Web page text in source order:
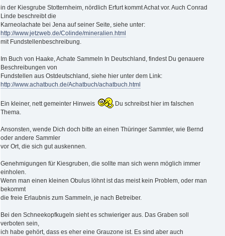
in der Kiesgrube Stotternheim, nördlich Erfurt kommt Achat vor. Auch Conrad
Linde beschreibt die
Karneolachate bei Jena auf seiner Seite, siehe unter:
http://www.jetzweb.de/Colinde/mineralien.html
mit Fundstellenbeschreibung.
Im Buch von Haake, Achate Sammeln In Deutschland, findest Du genauere
Beschreibungen von
Fundstellen aus Ostdeutschland, siehe hier unter dem Link:
http://www.achatbuch.de/Achatbuch/achatbuch.html
Ein kleiner, nett gemeinter Hinweis
Du schreibst hier im falschen
Thema.
Ansonsten, wende Dich doch bitte an einen Thüringer Sammler, wie Bernd
oder andere Sammler
vor Ort, die sich gut auskennen.
Genehmigungen für Kiesgruben, die sollte man sich wenn möglich immer
einholen.
Wenn man einen kleinen Obulus löhnt ist das meist kein Problem, oder man
bekommt
die freie Erlaubnis zum Sammeln, je nach Betreiber.
Bei den Schneekopfkugeln sieht es schwieriger aus. Das Graben soll
verboten sein,
ich habe gehört, dass es eher eine Grauzone ist. Es sind aber auch